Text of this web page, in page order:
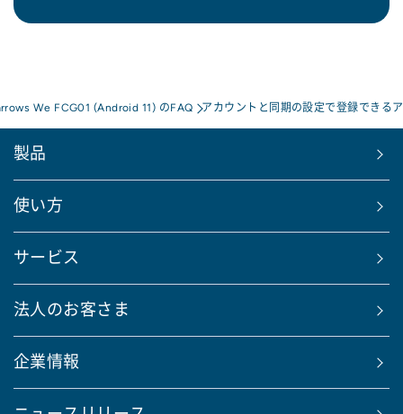
We FCG01 (Android 11) のFAQ アカウントと同期の設定で登録できる
製品
使い方
サービス
法人のお客さま
企業情報